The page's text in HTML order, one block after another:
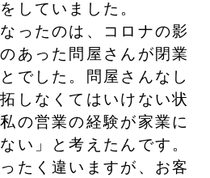
していました。
ったのは、コロナの影
あった問屋さんが閉業
でした。問屋さんなし
しなくてはいけない状
の営業の経験が家業に
い」と考えたんです。
たく違いますが、お客